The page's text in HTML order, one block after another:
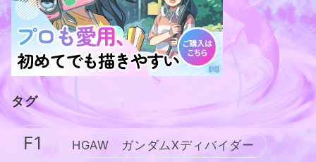
タグ
F1 HGAW ガンダムXディバイダー